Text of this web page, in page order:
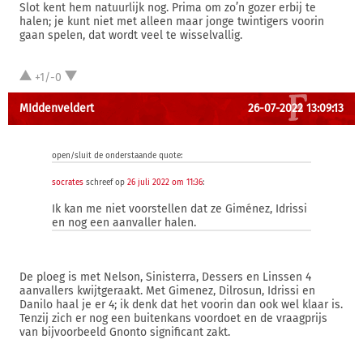
Slot kent hem natuurlijk nog. Prima om zo’n gozer erbij te
halen; je kunt niet met alleen maar jonge twintigers voorin
gaan spelen, dat wordt veel te wisselvallig.
+1/-0
MIddenveldert 26-07-2022 13:09:13
open/sluit de onderstaande quote:
socrates schreef op 26 juli 2022 om 11:36:
Ik kan me niet voorstellen dat ze Giménez, Idrissi
en nog een aanvaller halen.
De ploeg is met Nelson, Sinisterra, Dessers en Linssen 4
aanvallers kwijtgeraakt. Met Gimenez, Dilrosun, Idrissi en
Danilo haal je er 4; ik denk dat het voorin dan ook wel klaar is.
Tenzij zich er nog een buitenkans voordoet en de vraagprijs
van bijvoorbeeld Gnonto significant zakt.